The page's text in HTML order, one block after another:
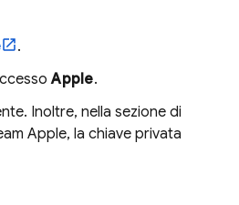
.
Apple.
Inoltre, nella sezione di
Apple, la chiave privata